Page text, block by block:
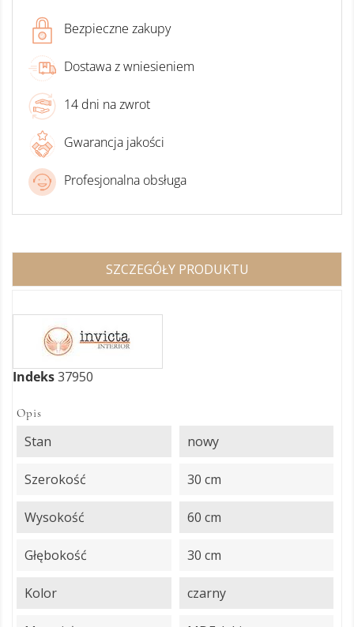
Bezpieczne zakupy
Dostawa z wniesieniem
14 dni na zwrot
Gwarancja jakości
Profesjonalna obsługa
SZCZEGÓŁY PRODUKTU
Indeks37950
Opis
Stan nowy
Szerokość 30 cm
Wysokość 60 cm
Głębokość 30 cm
Kolor czarny